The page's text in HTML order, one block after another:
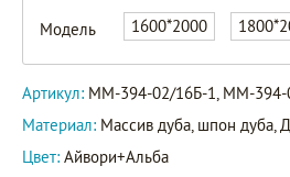
Модель 1600*2000
ММ-394-
02/16Б-1
ММ-394-
02/18Б-1
Артикул: ММ-394-02/16Б-1, ММ-394-
Материал: Массив дуба, шпон
Цвет: Айвори+Альба